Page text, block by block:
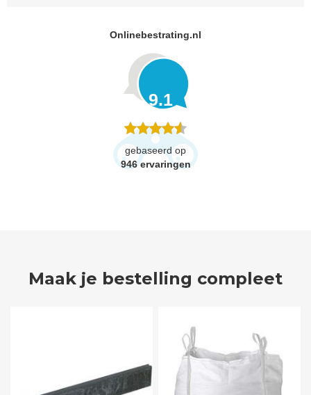
Onlinebestrating.nl
9.1
gebaseerd op
946 ervaringen
Maak je bestelling compleet